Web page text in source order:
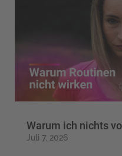
Warum ich nichts
Juli 7, 2026